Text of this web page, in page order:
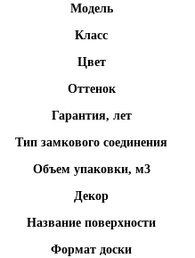
Модель
Класс
Цвет
Оттенок
Гарантия, лет
Тип замкового соединения
Объем упаковки, м3
Декор
Название поверхности
Формат доски